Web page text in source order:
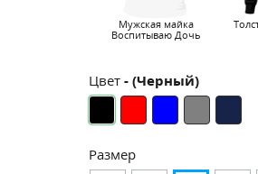
Мужская майка
Воспитываю Дочь
Цвет - (Черный)
Размер